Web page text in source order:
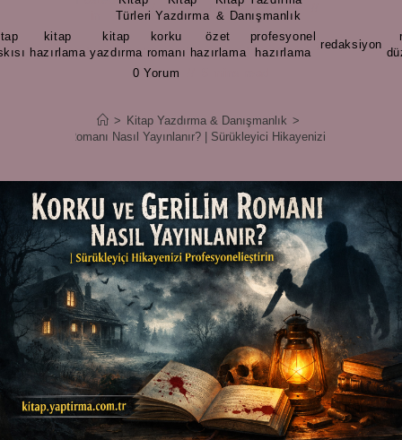
Türleri
/
Yazdırma & Danışmanlık
kitap
hazırlama
kitap
yazdırma
korku
romanı
özet
hazırlama
profesyonel
hazırlama
redaksiyon
0 Yorum
> Kitap Yazdırma & Danışmanlık >
ve Gerilim Romanı Nasıl Yayınlanır? | Sürükleyici Hikayenizi